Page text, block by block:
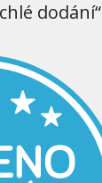
dodání“